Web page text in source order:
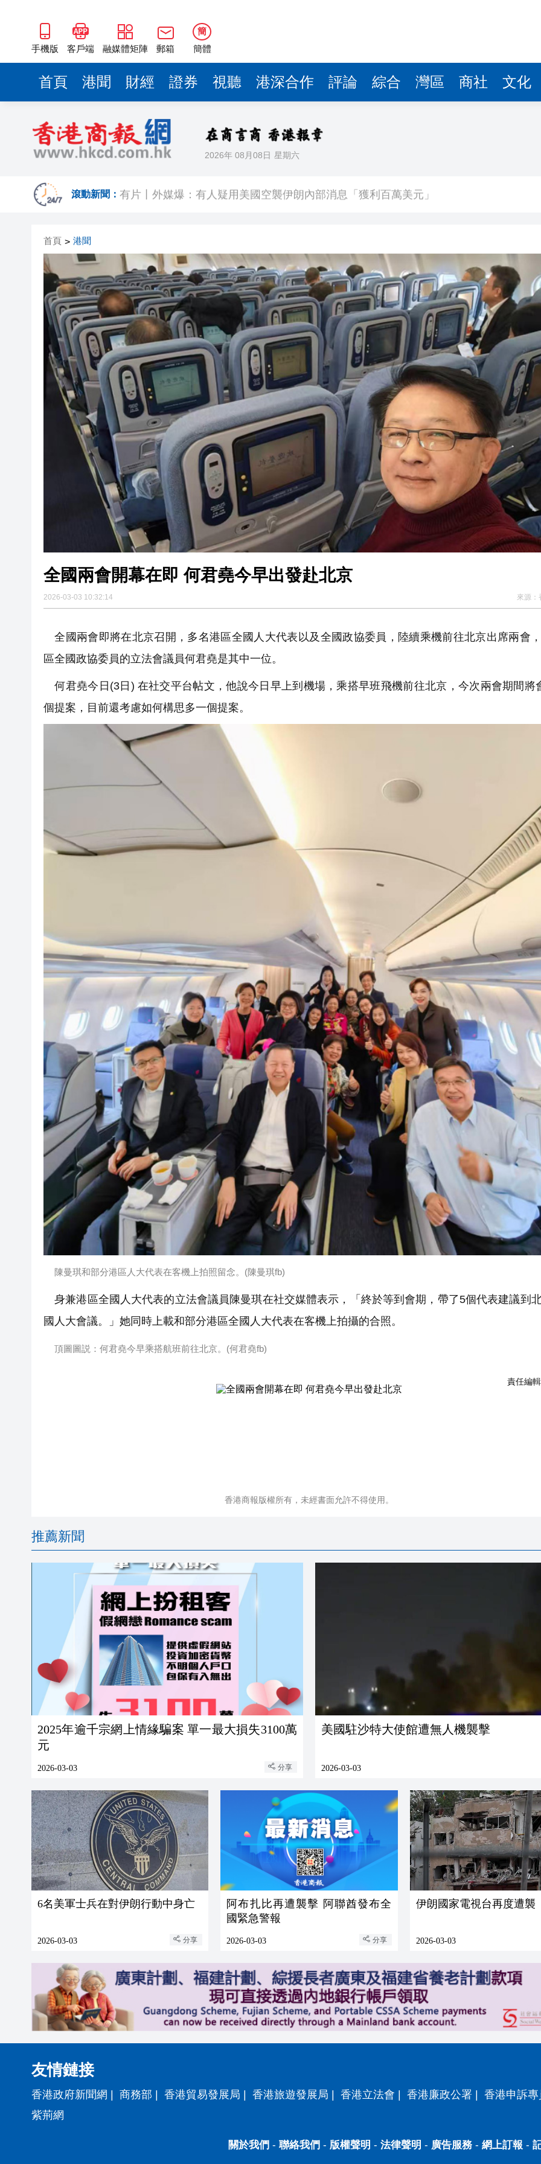
手機版 客戶端 融媒體矩陣 郵箱
簡
簡體
首頁 港聞 財經 證券 視聽 港深合作 評論 綜合 灣區 商社 文化
2026年 08月08日 星期六
滾動新聞：
全國兩會開幕在即 何君堯今早出發赴北京
2025年逾千宗網上情緣騙案 單一最大損失3100萬元
21城爭霸！廣東城市籃球足球聯賽即將火熱開賽
特朗普向國會提交《戰爭權力決議》通知
有片丨外媒爆：有人疑用美國空襲伊朗內部消息「獲利百萬美元」
2025年逾千宗網上情緣騙案 單一最大損失3100萬元
參加全國兩會的廣東代表委員赴京 將傳遞廣東聲音、貢獻真言良策
21城爭霸！廣東城市籃球足球聯賽即將火熱開賽
特朗普向國會提交《戰爭權力決議》通知
日月譚天 | 春晚機器人科技秀正在改變台灣社會三個認知
有片丨外媒爆：有人疑用美國空襲伊朗內部消息「獲利百萬美元」
新老棋王雨夜鏖戰三個鍾 程宇東加賽戰勝柳大華加冕「王中王」
全國兩會開幕在即 何君堯今早出發赴北京
2025年逾千宗網上情緣騙案 單一最大損失3100萬元
參加全國兩會的廣東代表委員赴京 將傳遞廣東聲音、貢獻真言良策
21城爭霸！廣東城市籃球足球聯賽即將火熱開賽
首頁 > 港聞
全國兩會開幕在即 何君堯今早出發赴北京
2026-03-03 10:32:14 來源：
全國兩會即將在北京召開，多名港區全國人大代表以及全國政協委員，陸續乘機前往北京出席兩會
區全國政協委員的立法會議員何君堯是其中一位。
何君堯今日(3日) 在社交平台帖文，他說今日早上到機場，乘搭早班飛機前往北京，今次兩會期間將
個提案，目前還考慮如何構思多一個提案。
陳曼琪和部分港區人大代表在客機上拍照留念。(陳曼琪fb)
身兼港區全國人大代表的立法會議員陳曼琪在社交媒體表示，「終於等到會期，帶了5個代表建議到
國人大會議。」她同時上載和部分港區全國人大代表在客機上拍攝的合照。
頂圖圖説：何君堯今早乘搭航班前往北京。(何君堯fb)
責任編
香港商報版權所有，未經書面允許不得使用。
推薦新聞
2025年逾千宗網上情緣騙案 單一最大損失3100萬
元
2026-03-03 分享
美國駐沙特大使館遭無人機襲擊
2026-03-03
6名美軍士兵在對伊朗行動中身亡
2026-03-03 分享
阿布扎比再遭襲擊 阿聯酋發布全
國緊急警報
2026-03-03 分享
伊朗國家電視台再度遭襲
2026-03-03
友情鏈接
香港政府新聞網 商務部 香港貿易發展局 香港旅遊發展局 香港立法會 香港廉政公署
香港申訴
紫荊網
關於我們 - 聯絡我們 - 版權聲明 - 法律聲明 - 廣告服務- 網上訂報 -